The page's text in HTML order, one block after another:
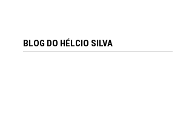
BLOG DO HÉLCIO SILVA